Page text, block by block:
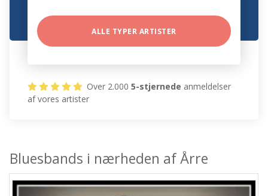
ALLE TYPER ARTISTER
Over 2.0005-stjernede anmeldelser
af vores artister
Bluesbands i nærheden af Årre